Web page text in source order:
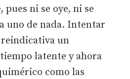
pues ni se oye, ni se
uno de nada. Intentar
un
latente y ahora
como las